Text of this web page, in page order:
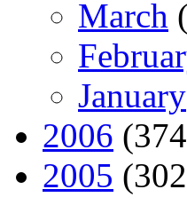
March
January
2006
2005